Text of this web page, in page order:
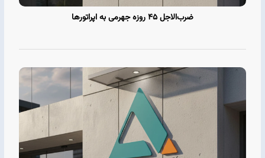
ضرب‌الاجل ۴۵ روزه جهرمی به اپراتورها